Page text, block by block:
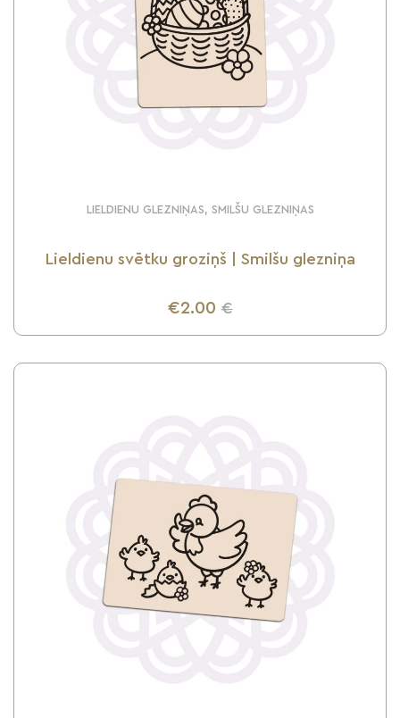
LIELDIENU GLEZNIŅAS, SMILŠU GLEZNIŅAS
Lieldienu svētku groziņš | Smilšu glezniņa
€2.00 €
UZZINI VAIRĀK